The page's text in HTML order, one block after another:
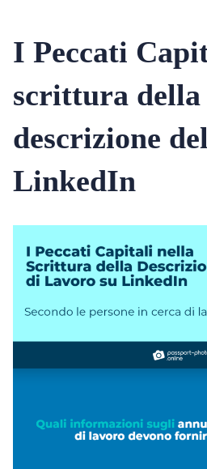
I Peccati
scrittura della
descrizione
LinkedIn